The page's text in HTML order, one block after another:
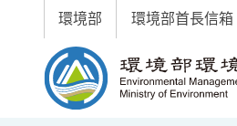
跳到主要內容區塊
環境部 環境部首長信箱